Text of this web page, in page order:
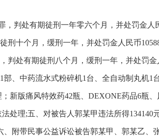
处有期徒刑一年零六个月，并处罚金人
刑十个月，缓刑一年，并处罚金人民币
处有期徒刑八个月，缓刑一年，并处罚金
、中药流水式粉碎机1台、全自动制丸机1
新版痛风特效药42瓶、DEXONE药品6瓶
处理;五、对被告人郭某甲违法所得134140
附带民事公益诉讼被告郭某甲、郭某乙、